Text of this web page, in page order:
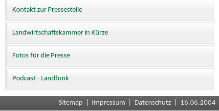
Kontakt zur Pressestelle
Landwirtschaftskammer in Kürze
Fotos für die Presse
Podcast - Landfunk
Sitemap Impressum Datenschutz | 16.06.2004